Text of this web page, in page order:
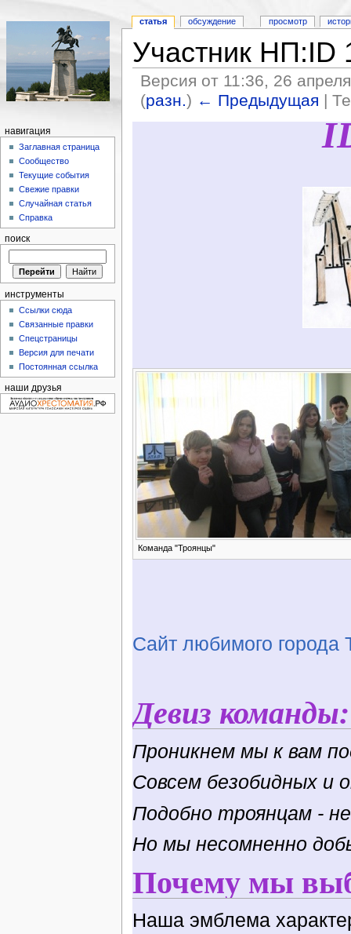
Участник НП:ID
Версия от 11:36, 26
(разн.) ← Предыдущая |
Команда "Троянцы"
Сайт любимого города
Девиз команды:
Проникнем мы к вам
Совсем безобидных и
Подобно троянцам -
Но мы несомненно
Почему мы
Наша эмблема
статья обсуждение просмотр
навигация
Заглавная страница
Сообщество
Текущие события
Свежие правки
Случайная статья
Справка
поиск
инструменты
Ссылки сюда
Связанные правки
Спецстраницы
Версия для печати
Постоянная ссылка
наши друзья